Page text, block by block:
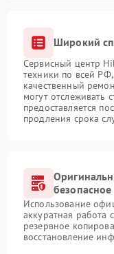
Широкий
Сервисный центр
техники по всей
качественный
могут отслеживать
предоставляется
продления срока
Использование
аккуратная работа
резервное
восстановление